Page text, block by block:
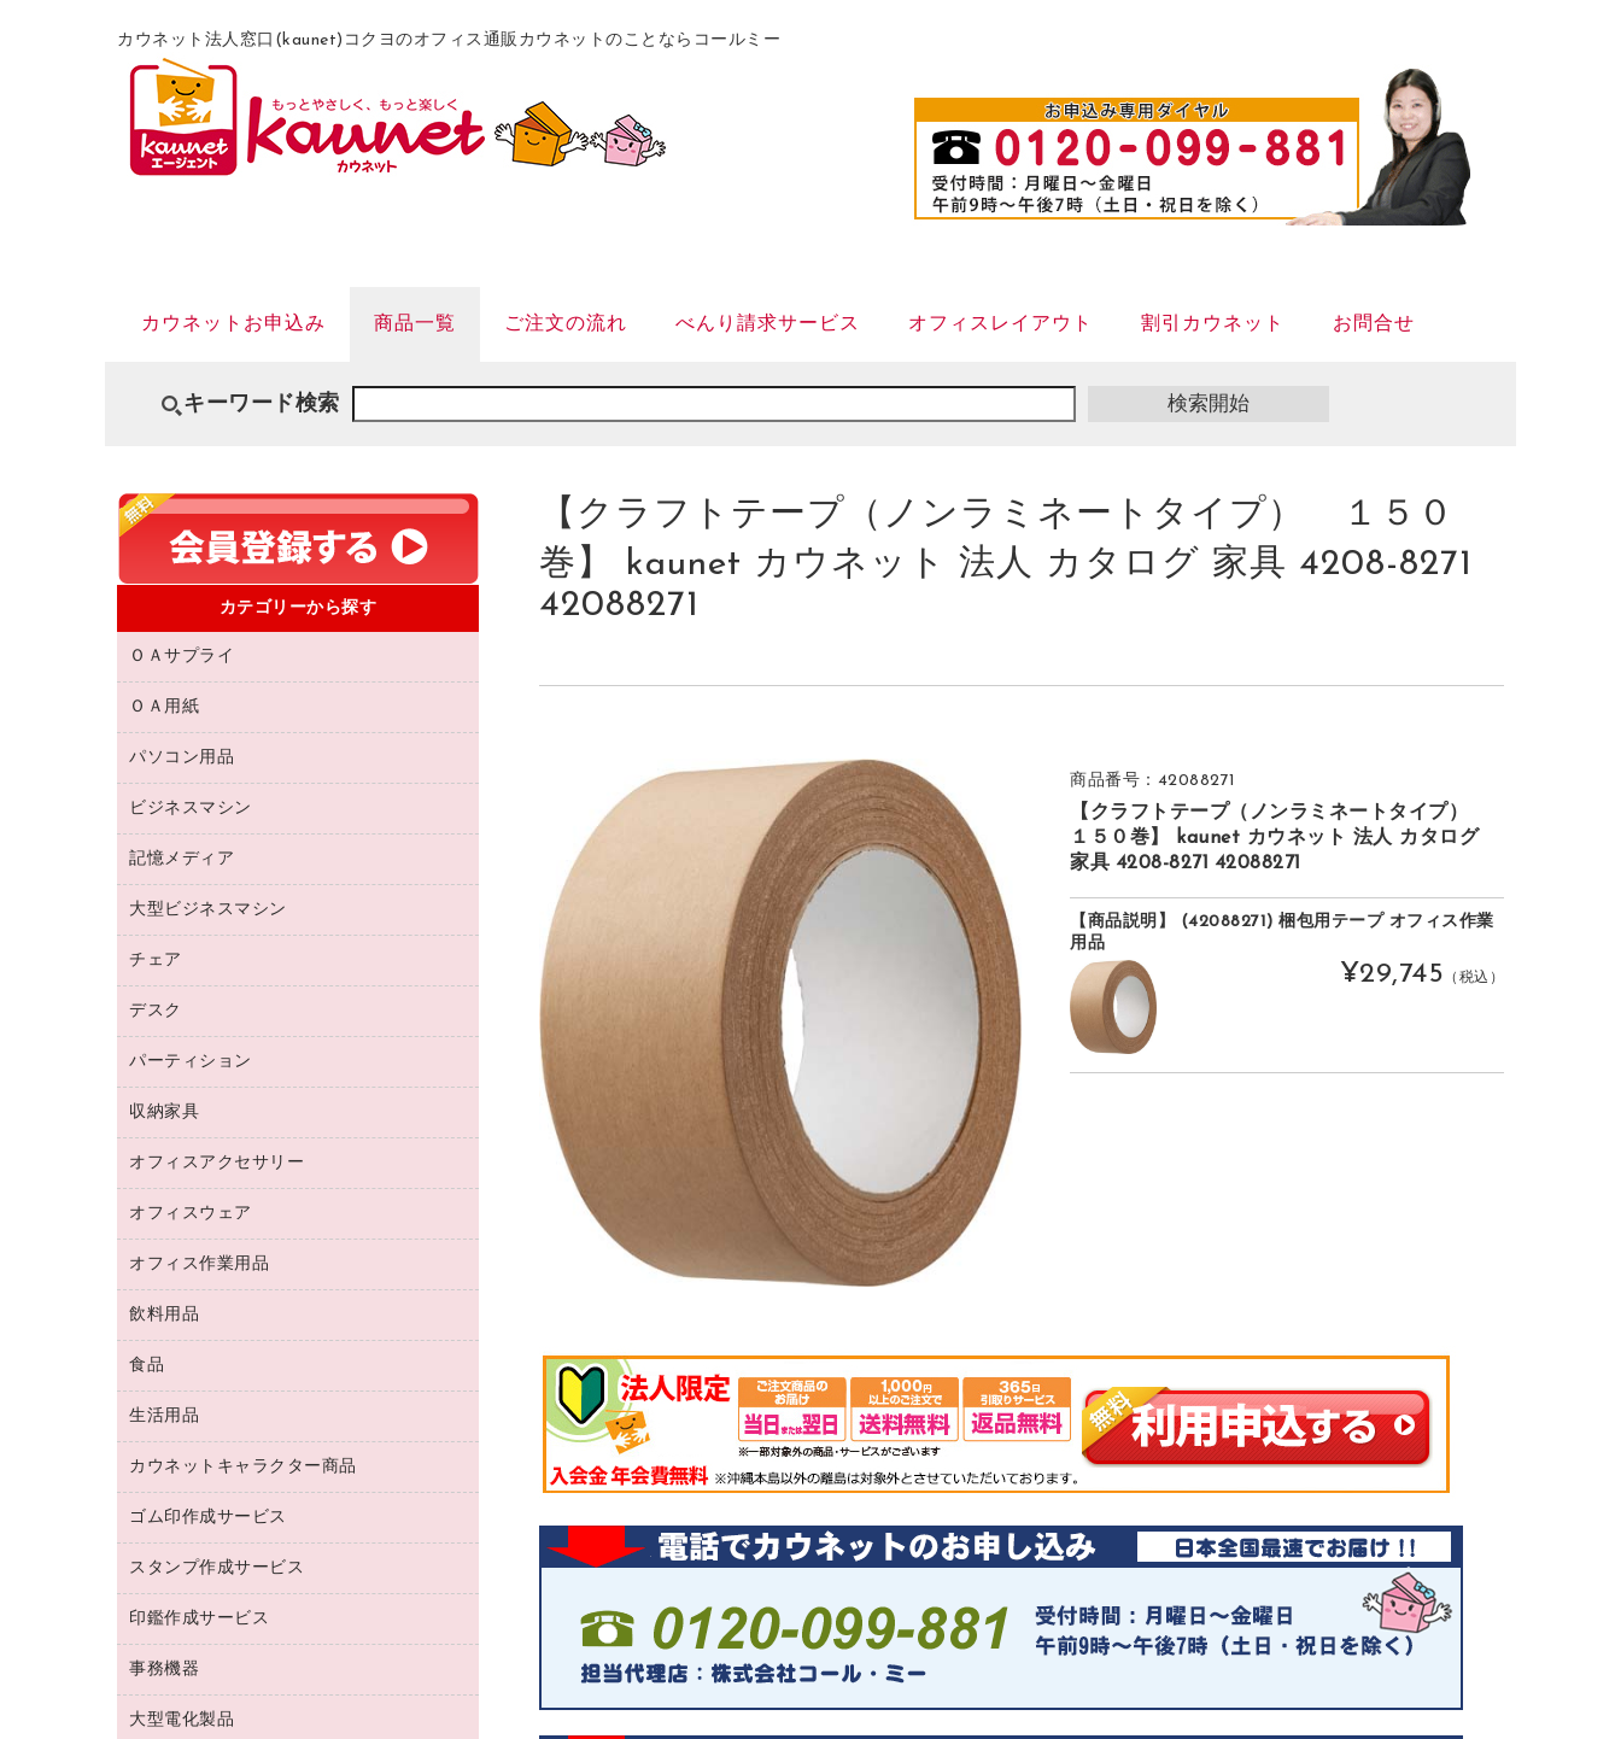
カウネット法人窓口(kaunet)コクヨのオフィス通販カウネットのことならコールミー
カウネットお申込み 商品一覧 ご注文の流れ べんり請求サービス オフィスレイアウト 割引カウネット お問合せ
キーワード検索
【クラフトテープ（ノンラミネートタイプ） １５０
巻】 kaunet カウネット 法人 カタログ 家具 4208-8271
42088271
商品番号：42088271
【クラフトテープ（ノンラミネートタイプ）
１５０巻】 kaunet カウネット 法人 カタログ
家具 4208-8271 42088271
【商品説明】 (42088271) 梱包用テープ オフィス作業
用品
¥29,745 （税込）
カテゴリーから探す
ＯＡサプライ
互換インクカートリッジ
リサイクルトナー（プール方式）
リサイクルインクカートリッジ
プリンタ用リボン
トナーカートリッジ
コピートナー
インクカートリッジ
ＯＡ用紙
名刺用紙
ワープロ用紙
ラベル用紙
プロッター用紙
ハガキ用紙
その他コピー用紙・プリンタ用紙
コピー用紙
パソコン用品
パソコン周辺機器
マウスパッド
マウス
パソコンバッグ／収納用品
ネットワーク／ＬＡＮ機器
ネットワーク／ＬＡＮアクセサリー
セキュリティ用品
ＵＳＢハブ／ＵＳＢアクセサリー
ＯＡフィルター
ＯＡクリーナー／エアダスター
ＨＤＤ／ＳＳＤ
ディスプレイモニター
ビジネスマシン
電話機
レーザープリンタ／複合機
メモリーカード
プロジェクタ
ファクシミリ
デジタルカメラ
スキャナー
コピー機
記憶メディア
ブルーレイディスク
ＣＤ－ＲＷ
ＣＤ－Ｒ
メディア収納用品
大型ビジネスマシン
プリンタ
チェア
応接イス・ベンチ
オフィスチェア
デスク
ミーティングテーブル
デスク
カウンター
パーティション
ホワイトボード・黒板
収納家具
保管庫・書庫
ロッカー・下駄箱
その他収納
オフィスアクセサリー
オフィスアクセサリー
オフィスウェア
医療・介護・ワーキングウェア
ブラウス・シャツ
アウター
オフィス作業用品
養生用品
防災用備蓄食品・飲料
台車・脚立
倉庫収納用品
作業用雑貨
梱包用品
梱包用テープ
園芸用品
飲料用品
緑茶飲料
茶葉・インスタント
紅茶・バラエティ飲料
レギュラーコーヒー
ミルク・シュガー
ソフトドリンク
コーヒーメーカー・備品
インスタントコーヒー
食品
食品
生活用品
浴室用品
台所用洗剤
掃除用品
掃除用洗剤
洗濯用品
消臭・芳香剤
殺虫剤
カウネットキャラクター商品
カウネットキャラクター商品
ゴム印作成サービス
ゴム印作成サービス
ゴム印（一行印）作成サービス
ゴム印（フリーサイズ印）作成サービス
スタンプ作成サービス
シヤチハタスタンプ作成サービス
カウネットスタンプ作成サービス
印鑑作成サービス
印鑑作成サービス
事務機器
大型シュレッダー（共配）
大型電化製品